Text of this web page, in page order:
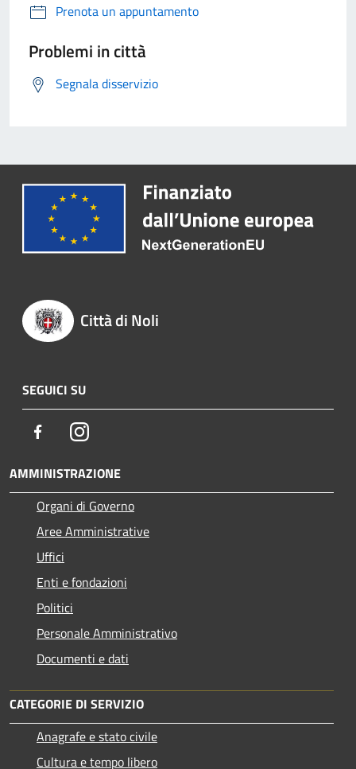
Prenota un appuntamento
Problemi in città
Segnala disservizio
Città di Noli
SEGUICI SU
FacebookInstagram
AMMINISTRAZIONE
Organi di Governo
Aree Amministrative
Uffici
Enti e fondazioni
Politici
Personale Amministrativo
Documenti e dati
CATEGORIE DI SERVIZIO
Anagrafe e stato civile
Cultura e tempo libero